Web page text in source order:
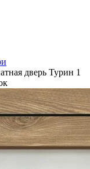
дверь Турин 1